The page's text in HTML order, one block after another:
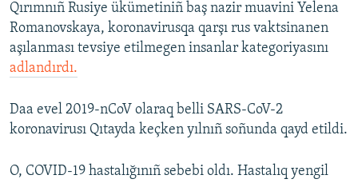
Qırımnıñ Rusiye ükümetiniñ baş nazir muavini Yelena
Romanovskaya, koronavirusqa qarşı rus vaktsinanen
aşılanması tevsiye etilmegen insanlar kategoriyasını
adlandırdı.
Daa evel 2019-nCoV olaraq belli SARS-CoV-2
koronavirusı Qıtayda keçken yılnıñ soñunda qayd etildi.
O, COVID-19 hastalığınıñ sebebi oldı. Hastalıq yengil